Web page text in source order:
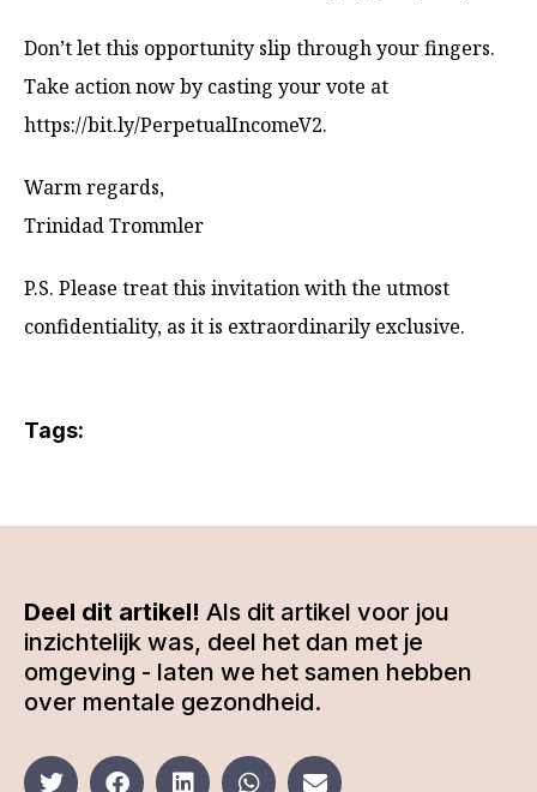
Don’t let this opportunity slip through your fingers.
Take action now by casting your vote at
https://bit.ly/PerpetualIncomeV2.
Warm regards,
Trinidad Trommler
P.S. Please treat this invitation with the utmost
confidentiality, as it is extraordinarily exclusive.
Tags:
Deel dit artikel! Als dit artikel voor jou
inzichtelijk was, deel het dan met je
omgeving - laten we het samen hebben
over mentale gezondheid.